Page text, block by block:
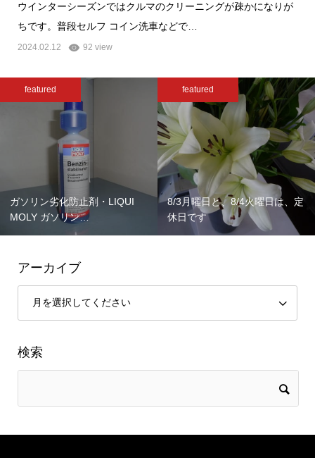
ウインターシーズンではクルマのクリーニングが疎かになりが
ちです。普段セルフ コイン洗車などで…
2024.02.12 92 view
featured
ガソリン劣化防止剤・LIQUI
MOLY ガソリン…
featured
8/3月曜日と、8/4火曜日は、定
休日です
アーカイブ
検索